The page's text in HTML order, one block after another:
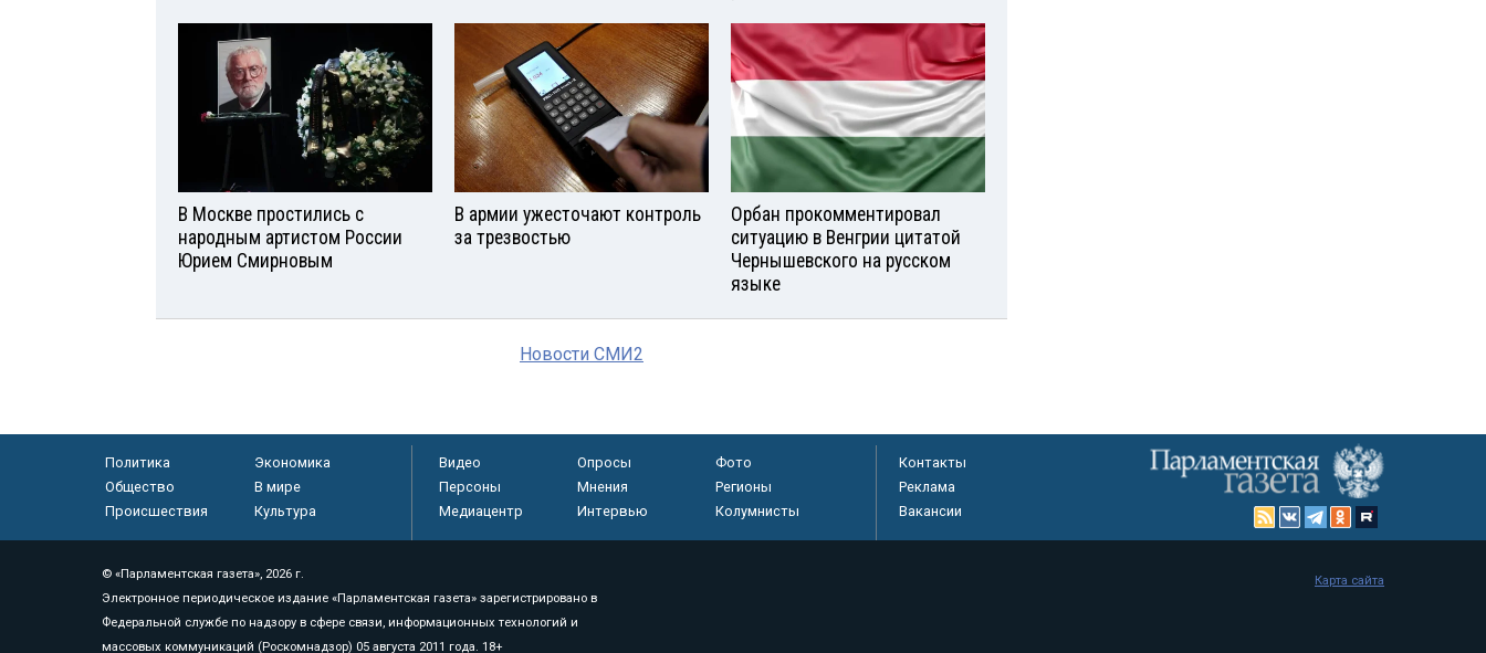
В Москве простились с
народным артистом России
Юрием Смирновым
В армии ужесточают контроль
за трезвостью
Орбан прокомментировал
ситуацию в Венгрии цитатой
Чернышевского на русском
языке
Новости СМИ2
Политика
Экономика
Общество
В мире
Происшествия
Культура
Видео Опросы
Фото
Персоны
Мнения
Регионы
Медиацентр
Интервью Колумнисты
Контакты
Реклама
Вакансии
© «Парламентская газета», 2026 г.
Электронное периодическое издание «Парламентская газета» зарегистрировано в
Федеральной службе по надзору в сфере связи, информационных технологий и
массовых коммуникаций (Роскомнадзор) 05 августа 2011 года. 18+
Карта сайта